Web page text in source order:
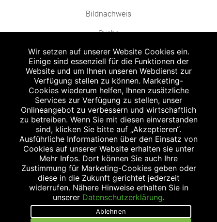
Bildnachweis
Suche
Abgabe in haushaltsüblichen Mengen, solange der Vorrat reicht. Für Druck-
und Satzfehler keine Haftung.
Zu Risiken und Nebenwirkungen lesen Sie die Packungsbeilage und fragen
Sie Ihren Arzt oder Apotheker.
Angabe nach der deutschen Arzneimitteltaxe Apothekenerstattungspreis
(AEP). Der AEP ist keine unverbindliche Preisempfehlung der Hersteller. Der
AEP ist ein von den Apotheken in Ansatz gebrachter Preis für rezeptfreie
Arzneimittel. Er entspricht in der Höhe dem für Apotheken verbindlichen
Abgabepreis, zu dem eine Apotheke in bestimmten Fällen (z.B. bei Kindern
unter 12 Jahren) das Produkt mit der gesetzlichen Krankenversicherung
abrechnet. Der AEP ist der allgemeine Erstattungspreis im Falle einer
Kostenübernahme durch die gesetzlichen Krankenkassen, vor Abzug eines
Zwangsrabattes (zur Zeit 5%) nach §130 Abs. 1 SGB V.
Unverbindliche Preisempfehlung des Herstellers (UVP).
powered by apovena.de
Wir setzen auf unserer Website Cookies ein.
Einige sind essenziell für die Funktionen der
Website und um Ihnen unseren Webdienst zur
Verfügung stellen zu können. Marketing-
Cookies wiederum helfen, Ihnen zusätzliche
Services zur Verfügung zu stellen, unser
Onlineangebot zu verbessern und wirtschaftlich
zu betreiben. Wenn Sie mit diesen einverstanden
sind, klicken Sie bitte auf „Akzeptieren“.
Ausführliche Informationen über den Einsatz von
Cookies auf unserer Website erhalten sie unter
Mehr Infos. Dort können Sie auch Ihre
Zustimmung für Marketing-Cookies geben oder
diese in die Zukunft gerichtet jederzeit
widerrufen. Nähere Hinweise erhalten Sie in
unserer Datenschutzerklärung.
Ablehnen